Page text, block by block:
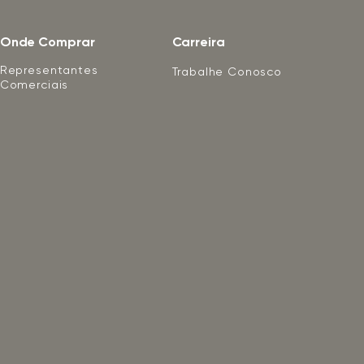
Onde Comprar
Representantes
Comerciais
Carreira
Trabalhe Conosco